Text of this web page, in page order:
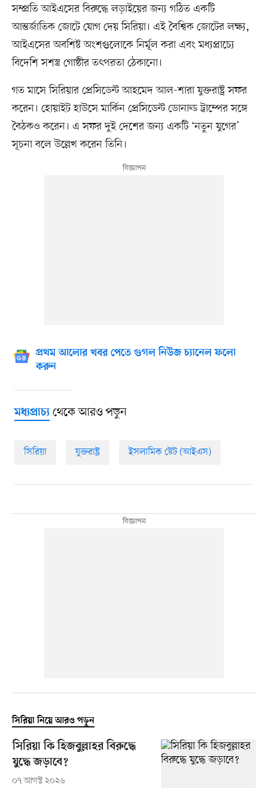
সম্প্রতি আইএসের বিরুদ্ধে লড়াইয়ের জন্য গঠিত একটি
আন্তর্জাতিক জোটে যোগ দেয় সিরিয়া। এই বৈশ্বিক জোটের লক্ষ্য,
আইএসের অবশিষ্ট অংশগুলোকে নির্মূল করা এবং মধ্যপ্রাচ্যে
বিদেশি সশস্ত্র গোষ্ঠীর তৎপরতা ঠেকানো।
গত মাসে সিরিয়ার প্রেসিডেন্ট আহমেদ আল-শারা যুক্তরাষ্ট্র সফর
করেন। হোয়াইট হাউসে মার্কিন প্রেসিডেন্ট ডোনাল্ড ট্রাম্পের সঙ্গে
বৈঠকও করেন। এ সফর দুই দেশের জন্য একটি ‘নতুন যুগের’
সূচনা বলে উল্লেখ করেন তিনি।
প্রথম আলোর খবর পেতে গুগল নিউজ চ্যানেল ফলো
করুন
মধ্যপ্রাচ্যথেকে আরও পড়ুন
সিরিয়া যুক্তরাষ্ট্র ইসলামিক স্টেট (আইএস)
সিরিয়া নিয়ে আরও পড়ুন
সিরিয়া কি হিজবুল্লাহর বিরুদ্ধে
যুদ্ধে জড়াবে?
০৭ আগস্ট ২০২৬